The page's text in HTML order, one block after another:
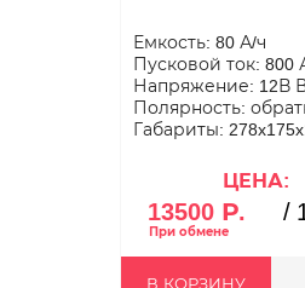
Емкость: 80 А/ч
Пусковой ток: 800
Напряжение: 12В
Полярность:
Габариты:
ЦЕНА:
13500 Р. /
В КОРЗИНУ